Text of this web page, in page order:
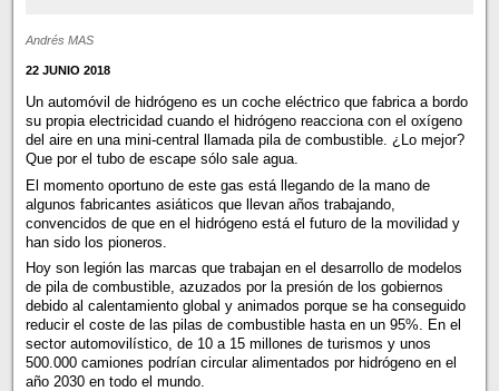
Andrés MAS
22 JUNIO 2018
Un automóvil de hidrógeno es un coche eléctrico que fabrica a bordo
su propia electricidad cuando el hidrógeno reacciona con el oxígeno
del aire en una mini-central llamada pila de combustible. ¿Lo mejor?
Que por el tubo de escape sólo sale agua.
El momento oportuno de este gas está llegando de la mano de
algunos fabricantes asiáticos que llevan años trabajando,
convencidos de que en el hidrógeno está el futuro de la movilidad y
han sido los pioneros.
Hoy son legión las marcas que trabajan en el desarrollo de modelos
de pila de combustible, azuzados por la presión de los gobiernos
debido al calentamiento global y animados porque se ha conseguido
reducir el coste de las pilas de combustible hasta en un 95%. En el
sector automovilístico, de 10 a 15 millones de turismos y unos
500.000 camiones podrían circular alimentados por hidrógeno en el
año 2030 en todo el mundo.